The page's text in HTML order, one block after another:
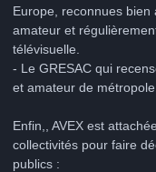
Europe, reconnues bien
amateur et
télévisuelle.
- Le GRESAC qui
et amateur de métropole.
Enfin,, AVEX est
collectivités pour faire
publics :